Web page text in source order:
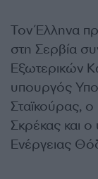
Τον Έλληνα
στη Σερβία
Εξωτερικών
υπουργός
Σταϊκούρας,
Σκρέκας και
Ενέργειας